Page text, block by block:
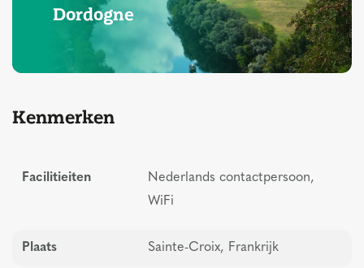
Dordogne
Kenmerken
Facilitieiten
Nederlands contactpersoon,
WiFi
Plaats Sainte-Croix, Frankrijk